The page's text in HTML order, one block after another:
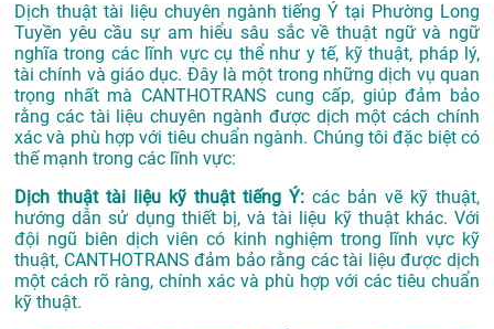
Dịch thuật tài liệu chuyên ngành tiếng Ý tại Phường Long
Tuyền yêu cầu sự am hiểu sâu sắc về thuật ngữ và ngữ
nghĩa trong các lĩnh vực cụ thể như y tế, kỹ thuật, pháp lý,
tài chính và giáo dục. Đây là một trong những dịch vụ quan
trọng nhất mà CANTHOTRANS cung cấp, giúp đảm bảo
rằng các tài liệu chuyên ngành được dịch một cách chính
xác và phù hợp với tiêu chuẩn ngành. Chúng tôi đặc biệt có
thế mạnh trong các lĩnh vực:
Dịch thuật tài liệu kỹ thuật tiếng Ý: các bản vẽ kỹ thuật,
hướng dẫn sử dụng thiết bị, và tài liệu kỹ thuật khác. Với
đội ngũ biên dịch viên có kinh nghiệm trong lĩnh vực kỹ
thuật, CANTHOTRANS đảm bảo rằng các tài liệu được dịch
một cách rõ ràng, chính xác và phù hợp với các tiêu chuẩn
kỹ thuật.